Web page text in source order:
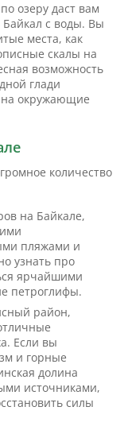
озеру даст вам
Байкал с воды. Вы
места, как
скалы на
возможность
глади
окружающие
количество
на Байкале,
пляжами и
узнать про
ярчайшими
петроглифы.
район,
Если вы
и горные
долина
источниками,
силы